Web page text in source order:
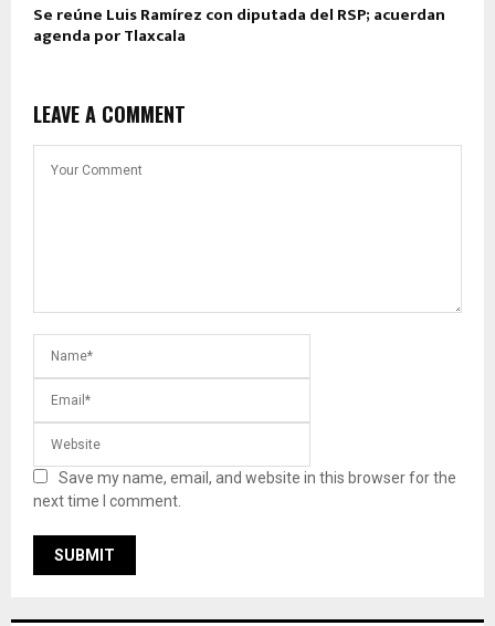
Se reúne Luis Ramírez con diputada del RSP; acuerdan
agenda por Tlaxcala
LEAVE A COMMENT
Save my name, email, and website in this browser for the
next time I comment.